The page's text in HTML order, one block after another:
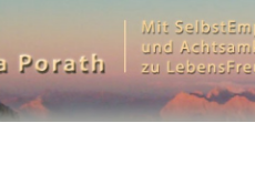
Petra Porath –
Luna Yoga
Mit
LebensFreude